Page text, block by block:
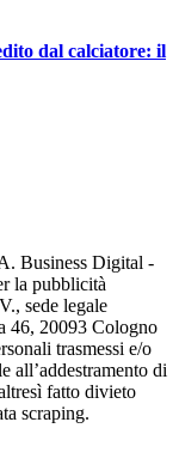
dal calciatore: il
Business Digital -
la pubblicità
sede legale
46, 20093 Cologno
trasmessi e/o
all’addestramento di
fatto divieto
scraping.